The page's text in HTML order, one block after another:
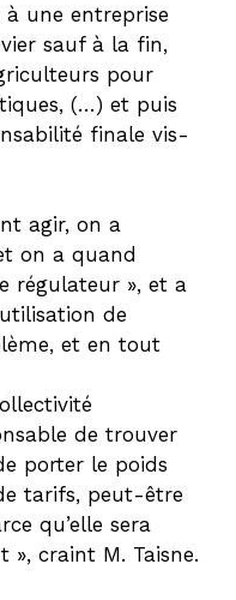
une entreprise
sauf à la fin,
pour
(…) et puis
finale vis-
agir, on a
on a quand
régulateur », et a
de
et en tout
de trouver
porter le poids
tarifs, peut-être
qu’elle sera
», craint M. Taisne.